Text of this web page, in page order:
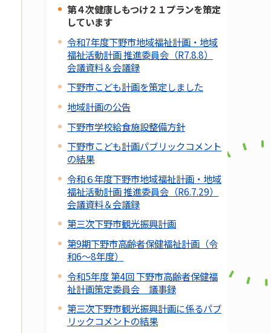
第４次健康しもつけ２１プランを策定
しています
令和7年度下野市地域福祉計画・地域
福祉活動計画 推進委員会（R7.8.8）
会議資料＆会議録
下野市こども計画を策定しました
地域計画の公告
下野市学校給食施設整備方針
下野市こども計画パブリックコメント
の結果
令和６年度下野市地域福祉計画・地域
福祉活動計画 推進委員会（R6.7.29）
会議資料＆会議録
第三次下野市観光振興計画
第9期下野市高齢者保健福祉計画（令
和6～8年度）
令和5年度 第4回 下野市高齢者保健福
祉計画策定委員会 議事録
第三次下野市観光振興計画に係るパブ
リックコメントの結果